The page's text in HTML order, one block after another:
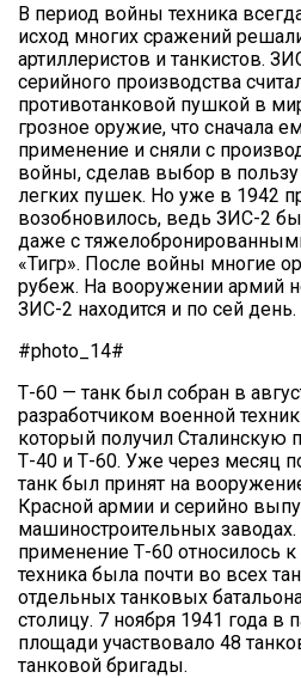
В период войны техника
исход многих сражений
артиллеристов и танкистов.
серийного производства
противотанковой пушкой в
грозное оружие, что сначала
применение и сняли с
войны, сделав выбор в
легких пушек. Но уже в 1942
возобновилось, ведь ЗИС-2
даже с
«Тигр». После войны многие
рубеж. На вооружении армий
ЗИС-2 находится и по сей день.
#photo_14#
Т-60 — танк был собран в
разработчиком военной
который получил Сталинскую
Т-40 и Т-60. Уже через месяц
танк был принят на
Красной армии и серийно
машиностроительных
применение Т-60 относилось
техника была почти во всех
отдельных танковых
столицу. 7 ноября 1941 года в
площади участвовало 48
танковой бригады.